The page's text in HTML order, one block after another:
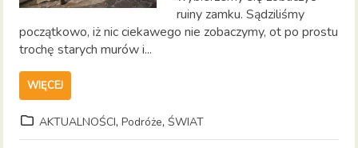
ruiny zamku. Sądziliśmy
początkowo, iż nic ciekawego nie zobaczymy, ot po prostu
trochę starych murów i...
WIĘCEJ
AKTUALNOŚCI,Podróże,ŚWIAT